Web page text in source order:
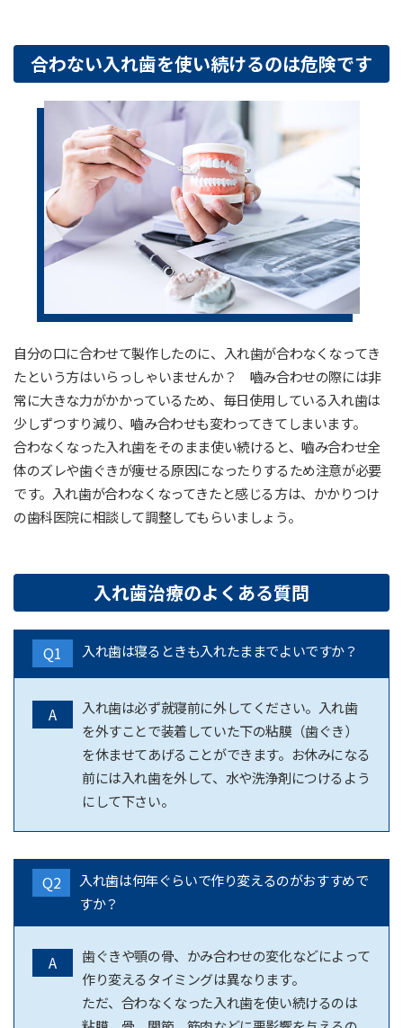
合わない入れ歯を使い続けるのは危険です
自分の口に合わせて製作したのに、入れ歯が合わなくなってき
たという方はいらっしゃいませんか？ 嚙み合わせの際には非
常に大きな力がかかっているため、毎日使用している入れ歯は
少しずつすり減り、嚙み合わせも変わってきてしまいます。
合わなくなった入れ歯をそのまま使い続けると、嚙み合わせ全
体のズレや歯ぐきが痩せる原因になったりするため注意が必要
です。入れ歯が合わなくなってきたと感じる方は、かかりつけ
の歯科医院に相談して調整してもらいましょう。
入れ歯治療のよくある質問
Q1 入れ歯は寝るときも入れたままでよいですか？
A
入れ歯は必ず就寝前に外してください。入れ歯
を外すことで装着していた下の粘膜（歯ぐき）
を休ませてあげることができます。お休みになる
前には入れ歯を外して、水や洗浄剤につけるよう
にして下さい。
Q2
入れ歯は何年ぐらいで作り変えるのがおすすめで
すか？
A
歯ぐきや顎の骨、かみ合わせの変化などによって
作り変えるタイミングは異なります。
ただ、合わなくなった入れ歯を使い続けるのは